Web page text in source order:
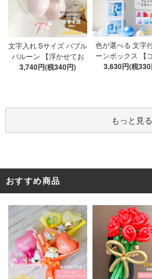
文字入れ Sサイズ バブル
バルーン 【浮かせてお
届け】 バルーン
3,740円(税340円)
色が選べる 文字
ーンボックス 【
船&文字パーツ付
ツ52枚 推し
3,630円(税
もっと見る
おすすめ商品